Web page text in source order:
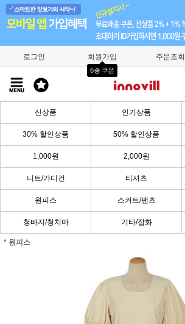
로그인 회원가입
6종 쿠폰
주문조회
신상품 인기상품
30% 할인상품 50% 할인상품
1,000원 2,000원
니트/가디건 티셔츠
원피스 스커트/팬츠
청바지/청치마 기타/잡화
* 원피스